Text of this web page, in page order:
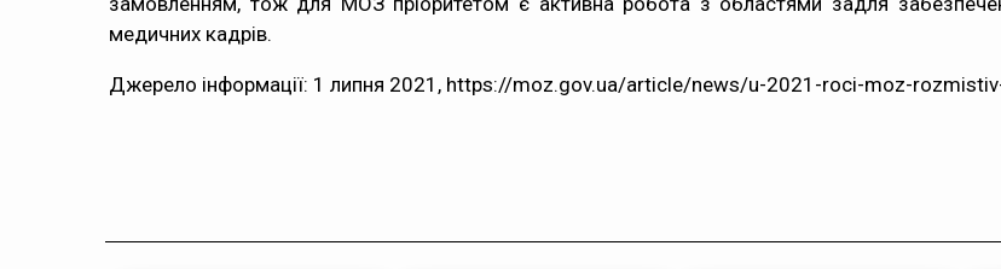
медичних кадрів.
Джерело інформації: 1 липня 2021, https://moz.gov.ua/article/news/u-2021-roci-moz-